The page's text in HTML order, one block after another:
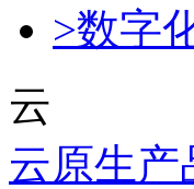
>数字
云
云原生产